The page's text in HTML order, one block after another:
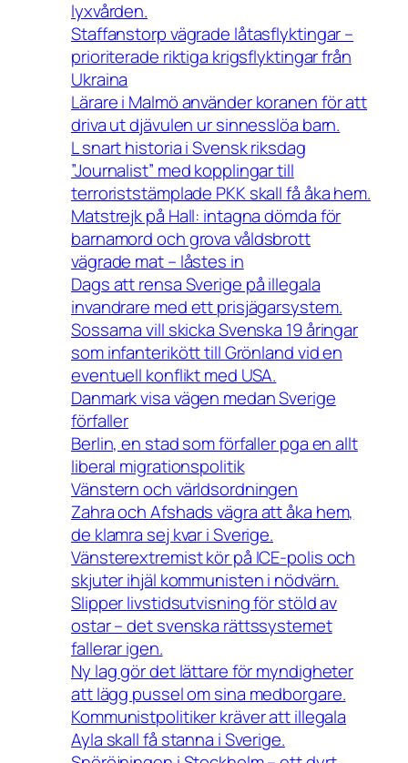
lyxvården.
Staffanstorp vägrade låtasflyktingar –
prioriterade riktiga krigsflyktingar från
Ukraina
Lärare i Malmö använder koranen för att
driva ut djävulen ur sinnesslöa barn.
L snart historia i Svensk riksdag
”Journalist” med kopplingar till
terroriststämplade PKK skall få åka hem.
Matstrejk på Hall: intagna dömda för
barnamord och grova våldsbrott
vägrade mat – låstes in
Dags att rensa Sverige på illegala
invandrare med ett prisjägarsystem.
Sossarna vill skicka Svenska 19 åringar
som infanterikött till Grönland vid en
eventuell konflikt med USA.
Danmark visa vägen medan Sverige
förfaller
Berlin, en stad som förfaller pga en allt
liberal migrationspolitik
Vänstern och världsordningen
Zahra och Afshads vägra att åka hem,
de klamra sej kvar i Sverige.
Vänsterextremist kör på ICE-polis och
skjuter ihjäl kommunisten i nödvärn.
Slipper livstidsutvisning för stöld av
ostar – det svenska rättssystemet
fallerar igen.
Ny lag gör det lättare för myndigheter
att lägg pussel om sina medborgare.
Kommunistpolitiker kräver att illegala
Ayla skall få stanna i Sverige.